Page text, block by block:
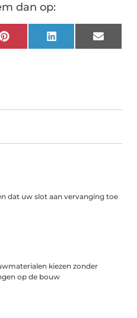
dan op:
Pinterest LinkedIn Email
dat uw slot aan vervanging toe
kiezen zonder
op de bouw